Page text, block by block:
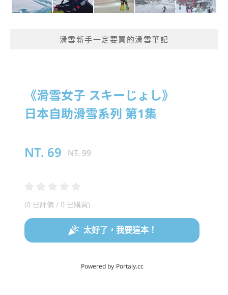
滑雪新手一定要買的滑雪筆記